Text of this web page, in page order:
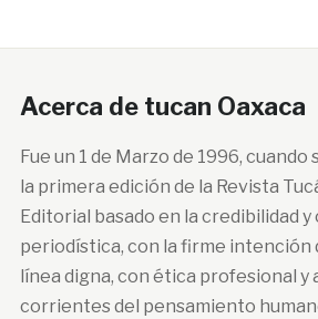
Acerca de tucan Oaxaca
Fue un 1 de Marzo de 1996, cuando
la primera edición de la Revista
Editorial basado en la credibilidad
periodística, con la firme intención
línea digna, con ética profesional y
corrientes del pensamiento